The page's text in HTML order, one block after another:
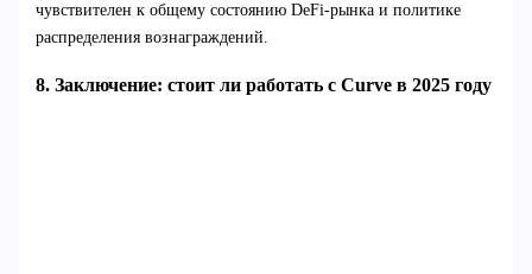
чувствителен к общему состоянию DeFi-рынка и политике
распределения вознаграждений.
8. Заключение: стоит ли работать с Curve в 2025 году